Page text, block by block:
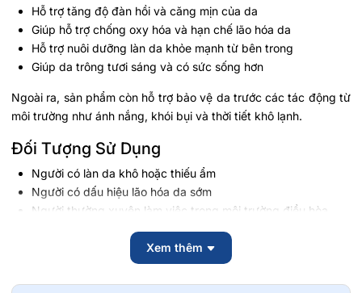
Hỗ trợ tăng độ đàn hồi và căng mịn của da
Giúp hỗ trợ chống oxy hóa và hạn chế lão hóa da
Hỗ trợ nuôi dưỡng làn da khỏe mạnh từ bên trong
Giúp da trông tươi sáng và có sức sống hơn
Ngoài ra, sản phẩm còn hỗ trợ bảo vệ da trước các tác động từ
môi trường như ánh nắng, khói bụi và thời tiết khô lạnh.
Đối Tượng Sử Dụng
Người có làn da khô hoặc thiếu ẩm
Người có dấu hiệu lão hóa da sớm
Người thường xuyên làm việc trong môi trường điều hòa
Người muốn hỗ trợ chăm sóc da từ bên trong
Phụ nữ muốn duy trì làn da mềm mịn và khỏe mạnh
Hướng Dẫn Sử Dụng
Xem thêm